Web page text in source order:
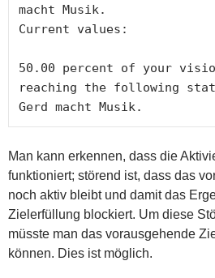
macht Musik.
Current values:
50.00 percent of your
reaching the following
Gerd macht Musik.
Man kann erkennen, dass die
funktioniert; störend ist, dass das
noch aktiv bleibt und damit das
Zielerfüllung blockiert. Um diese
müsste man das vorausgehende
können. Dies ist möglich.